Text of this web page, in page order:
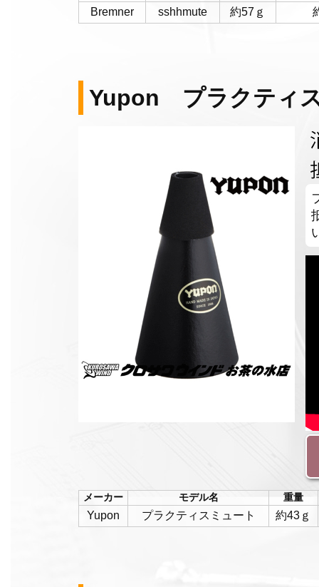
Bremner sshhmute 約57ｇ
Yupon プラクティ
メーカー モデル名 重量
Yupon プラクティスミュート 約43ｇ